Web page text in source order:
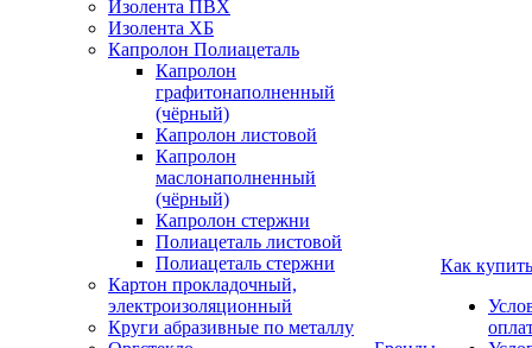
Изолента ПВХ
Изолента ХБ
Капролон Полиацеталь
Капролон
графитонаполненный
(чёрный)
Капролон листовой
Капролон
маслонаполненный
(чёрный)
Капролон стержни
Полиацеталь листовой
Полиацеталь стержни
Картон прокладочный,
электроизоляционный
Круги абразивные по металлу
Как купить